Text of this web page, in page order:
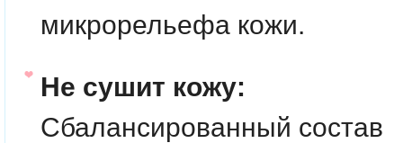
микрорельефа кожи.
Не сушит кожу:
Сбалансированный состав